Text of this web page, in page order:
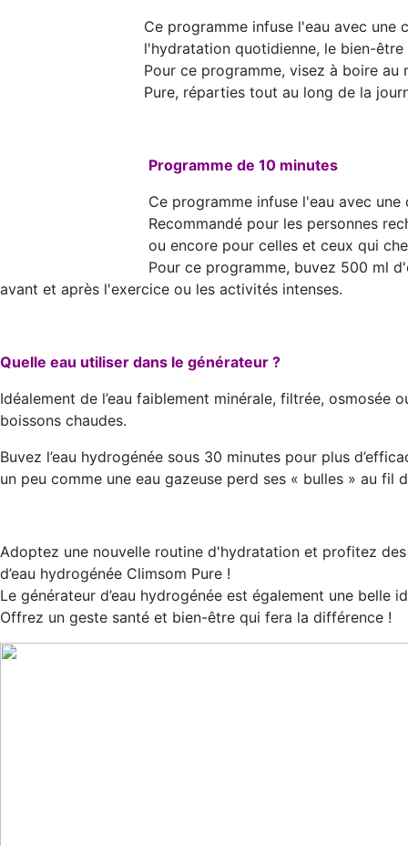
Ce programme infuse l'eau avec une
l'hydratation quotidienne, le bien-
Pour ce programme, visez à boire
Pure, réparties tout au long de la
Programme de 10 minutes
Ce programme infuse l'eau avec
Recommandé pour les personnes
ou encore pour celles et ceux qui
Pour ce programme, buvez 500 ml
avant et après l'exercice ou les activités intenses.
Quelle eau utiliser dans le générateur ?
Idéalement de l’eau faiblement minérale, filtrée, osmosée
boissons chaudes.
Buvez l’eau hydrogénée sous 30 minutes pour plus
un peu comme une eau gazeuse perd ses « bulles » au fil
Adoptez une nouvelle routine d'hydratation et profitez
d’eau hydrogénée Climsom Pure !
Le générateur d’eau hydrogénée est également une belle
Offrez un geste santé et bien-être qui fera la différence !